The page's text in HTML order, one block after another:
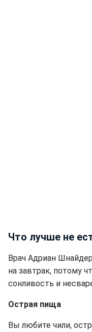
Что лучше не
Врач Адриан
на завтрак, потому
сонливость и
Острая пища
Вы любите чили,